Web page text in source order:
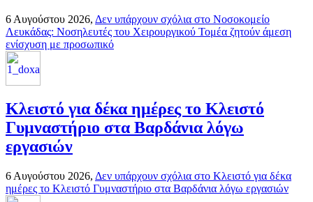
6 Αυγούστου 2026, Δεν υπάρχουν σχόλια στο Νοσοκομείο
Λευκάδας: Νοσηλευτές του Χειρουργικού Τομέα ζητούν άμεση
ενίσχυση με προσωπικό
Κλειστό για δέκα ημέρες το Κλειστό
Γυμναστήριο στα Βαρδάνια λόγω
εργασιών
6 Αυγούστου 2026, Δεν υπάρχουν σχόλια στο Κλειστό για δέκα
ημέρες το Κλειστό Γυμναστήριο στα Βαρδάνια λόγω εργασιών